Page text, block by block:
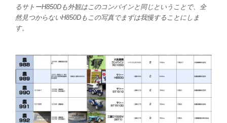
るサトーH850Dも外観はこのコンバインと同じということで、全
然見つからないH850Dもこの写真でまずは我慢することにしま
す。